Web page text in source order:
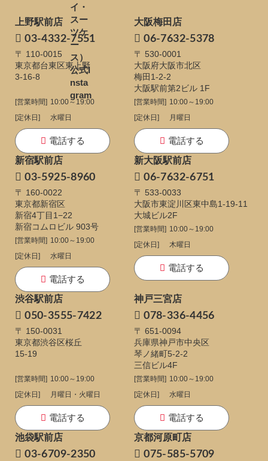
上野駅前店
03-4332-7551
〒 110-0015
東京都台東区東上野
3-16-8
[営業時間] 10:00～19:00
[定休日]
水曜日
電話する
大阪梅田店
06-7632-5378
〒 530-0001
大阪府大阪市北区
梅田1-2-2
大阪駅前第2ビル 1F
[営業時間] 10:00～19:00
[定休日]
月曜日
電話する
新宿駅前店
03-5925-8960
〒 160-0022
東京都新宿区
新宿4丁目1−22
新宿コムロビル 903号
[営業時間] 10:00～19:00
[定休日]
水曜日
電話する
新大阪駅前店
06-7632-6751
〒 533-0033
大阪市東淀川区東中島1-19-11
大城ビル2F
[営業時間] 10:00～19:00
[定休日]
木曜日
電話する
渋谷駅前店
050-3555-7422
〒 150-0031
東京都渋谷区桜丘
15-19
[営業時間] 10:00～19:00
[定休日]
月曜日・火曜日
電話する
神戸三宮店
078-336-4456
〒 651-0094
兵庫県神戸市中央区
琴ノ緒町5-2-2
三信ビル4F
[営業時間] 10:00～19:00
[定休日]
水曜日
電話する
池袋駅前店
03-6709-2350
京都河原町店
075-585-5709